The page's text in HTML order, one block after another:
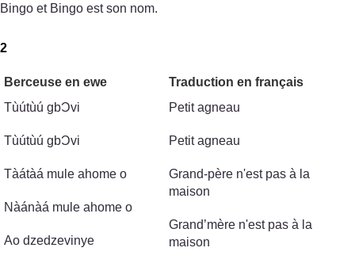
Bingo et Bingo est son nom.
2
Berceuse en ewe
Traduction en français
Tùútùú gbϽvi
Tùútùú gbϽvi
Tàátàá mule ahome o
Nàánàá mule ahome o
Ao dzedzevinye
Petit agneau
Petit agneau
Grand-père n'est pas à la
maison
Grand’mère n'est pas à la
maison